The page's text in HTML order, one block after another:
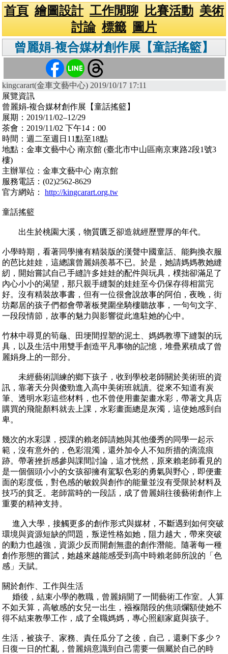
首頁 繪圖設計 工作閒聊 比賽活動 美術
討論 標籤
圖片
曾麗娟-複合媒材創作展【童話搖籃】
kingcarart(金車文藝中心) 2019/10/17 17:11
展覽資訊
曾麗娟-複合媒材創作展【童話搖籃】
展期：2019/11/02–12/29
茶會：2019/11/02 下午14：00
時間：週二至週日11點至18點
地點：金車文藝中心 南京館 (臺北市中山區南京東路2段1號3
樓)
主辦單位：金車文藝中心 南京館
服務電話：(02)2562-8629
官方網站： http://kingcarart.org.tw
童話搖籃
出生於桃園大溪，物質匱乏卻造就經歷豐厚的年代。
小學時期，看著同學擁有精裝版的漢聲中國童話、能夠換衣服
的芭比娃娃，這總讓曾麗娟羨慕不已。於是，她請媽媽教她縫
紉，開始嘗試自己手縫許多娃娃的配件與玩具，樸拙卻滿足了
內心小小的渴望，那只親手縫製的娃娃至今仍保存得相當完
好。沒有精裝故事書，但有一位很會說故事的阿伯，夜晚，街
坊鄰居的孩子們都會帶著板凳圍坐騎樓聽故事，一句句文字、
一段段情節，故事的魅力與影響從此進駐她的心中。
竹林中尋覓的筍龜、田埂間捏塑的泥土、媽媽教導下縫製的玩
具，以及生活中用雙手創造平凡事物的記憶，堆疊累積成了曾
麗娟身上的一部分。
未經藝術訓練的鄉下孩子，收到學校老師關於美術班的資
訊，靠著天分與傻勁進入高中美術班就讀。從來不知道有炭
筆、透明水彩這些材料，也不曾使用畫架畫水彩，帶著文具店
購買的飛龍顏料就去上課，水彩畫面總是灰濁，這使她感到自
卑。
幾次的水彩課，授課的賴老師請她與其他優秀的同學一起示
範，沒有意外的，色彩混濁，還外加令人不知所措的滴流痕
跡。帶著挫折感參與課間討論，這才恍然，原來賴老師看見的
是一個個頭小小的女孩卻擁有駕馭色彩的勇氣與野心，即便畫
面的彩度低，對色感的敏銳與創作的能量並沒有受限於材料及
技巧的貧乏。老師當時的一段話，成了曾麗娟往後藝術創作上
重要的精神支持。
進入大學，接觸更多的創作形式與媒材，不斷遇到如何突破
環境與資源短缺的問題，叛逆性格如她，阻力越大，帶來突破
的動力也越強，資源少反而開創無盡的創作潛能。隨著每一種
創作形態的嘗試，她越來越能感受到高中時賴老師所說的「色
感」天賦。
關於創作、工作與生活
婚後，結束小學的教職，曾麗娟開了一間藝術工作室。人算
不如天算，高敏感的女兒一出生，襁褓階段的焦頭爛額使她不
得不結束教學工作，成了全職媽媽，專心照顧家庭與孩子。
生活，被孩子、家務、責任瓜分了之後，自己，還剩下多少？
日復一日的忙亂，曾麗娟意識到自己需要一個屬於自己的時